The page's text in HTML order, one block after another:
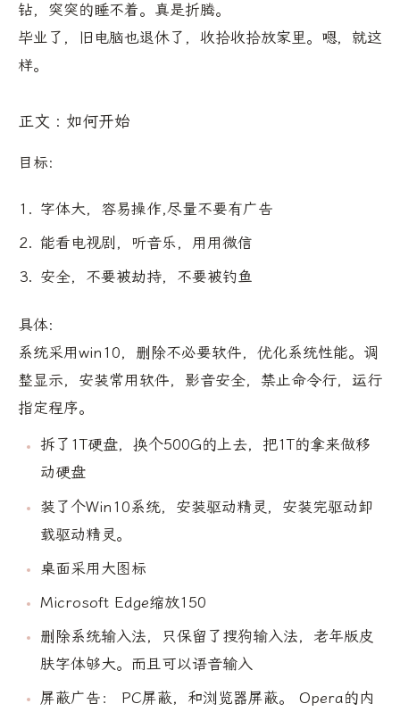
钻，突突的睡不着。真是折腾。
毕业了，旧电脑也退休了，收拾收拾放家里。嗯，就这
样。
正文 : 如何开始
目标:
字体大，容易操作,尽量不要有广告
能看电视剧，听音乐，用用微信
安全，不要被劫持，不要被钓鱼
具体:
系统采用win10，删除不必要软件，优化系统性能。调
整显示，安装常用软件，影音安全，禁止命令行，运行
指定程序。
拆了1T硬盘，换个500G的上去，把1T的拿来做移
动硬盘
装了个Win10系统，安装驱动精灵，安装完驱动卸
载驱动精灵。
桌面采用大图标
Microsoft Edge缩放150
删除系统输入法，只保留了搜狗输入法，老年版皮
肤字体够大。而且可以语音输入
屏蔽广告： PC屏蔽，和浏览器屏蔽。 Opera的内